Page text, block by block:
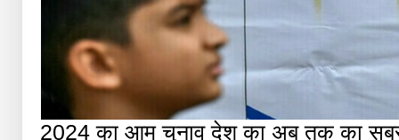
2024 का आम चुनाव देश का अब तक का